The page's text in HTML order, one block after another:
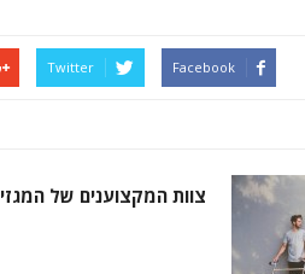
Facebook
Twitter
צוות המקצוענים של